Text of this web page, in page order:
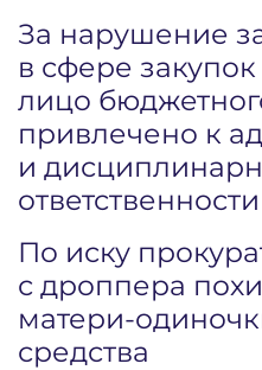
За нарушение
в сфере
лицо
привлечено к
и
ответственности
По иску
с дроппера
матери-
средства